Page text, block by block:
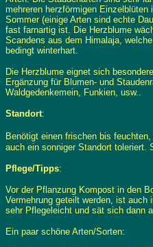
mehreren herzförmigen
Sommer (einige Arten sind echte
fast farnartig ist. Die Herzblume
Scandens aus dem Himalaja,
bedingt winterhart.
Die Herzblume eignet sich
Ergänzung für Blumen- und
Waldgedenkemein, Funkien, usw..
Standort:
Benötigt einen frischen bis
auch ein sonniger Standort toleriert.
Pflege/Tipps:
Vor der Pflanzung Kompost in den
Vermehrung geteilt werden, ist
sehr Pflegeleicht und sät sich dann
Ein paar schöne Arten/Sorten: